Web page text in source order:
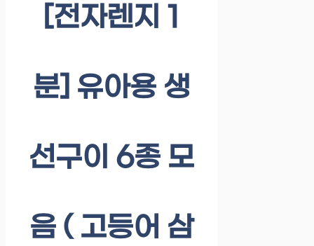
[전자렌지 1
분] 유아용 생
선구이 6종 모
음 ( 고등어 삼